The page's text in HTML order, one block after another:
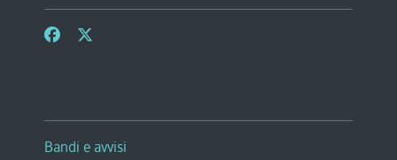
Bandi e avvisi